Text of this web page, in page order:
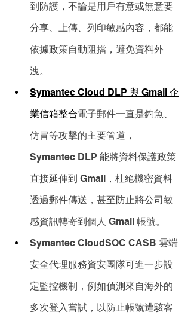
到防護，不論是用戶有意或無意要
分享、上傳、列印敏感內容，都能
依據政策自動阻擋，避免資料外
洩。
Symantec Cloud DLP 與 Gmail 企
業信箱整合電子郵件一直是釣魚、
仿冒等攻擊的主要管道，
Symantec DLP 能將資料保護政策
直接延伸到 Gmail，杜絕機密資料
透過郵件傳送，甚至防止將公司敏
感資訊轉寄到個人 Gmail 帳號。
Symantec CloudSOC CASB 雲端
安全代理服務資安團隊可進一步設
定監控機制，例如偵測來自海外的
多次登入嘗試，以防止帳號遭駭客